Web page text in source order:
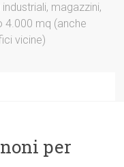
magazzini,
4.000 mq (anche
vicine)
per